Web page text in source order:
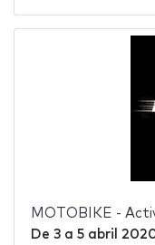
MOTOBIKE -
De 3a 5 abril